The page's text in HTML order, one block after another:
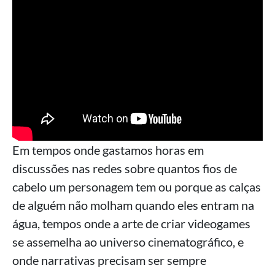
Em tempos onde gastamos horas em
discussões nas redes sobre quantos fios de
cabelo um personagem tem ou porque as calças
de alguém não molham quando eles entram na
água, tempos onde a arte de criar videogames
se assemelha ao universo cinematográfico, e
onde narrativas precisam ser sempre